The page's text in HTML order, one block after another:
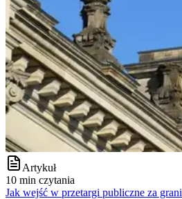
Artykuł
10 min czytania
Jak wejść w przetargi publiczne za